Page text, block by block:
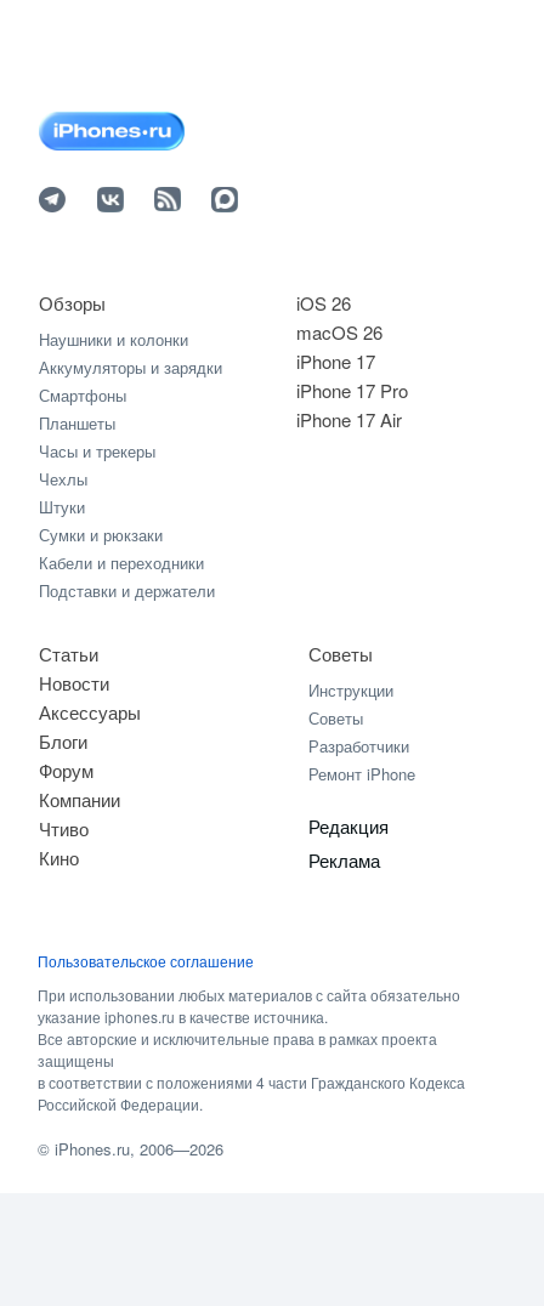
iOS 26
macOS 26
iPhone 17
iPhone 17 Pro
iPhone 17 Air
Обзоры
Наушники и колонки
Аккумуляторы и зарядки
Смартфоны
Планшеты
Часы и трекеры
Чехлы
Штуки
Сумки и рюкзаки
Кабели и переходники
Подставки и держатели
Статьи
Новости
Аксессуары
Блоги
Форум
Компании
Чтиво
Кино
Советы
Инструкции
Советы
Разработчики
Ремонт iPhone
Редакция
Реклама
Пользовательское соглашение
При использовании любых материалов с сайта обязательно
указание iphones.ru в качестве источника.
Все авторские и исключительные права в рамках проекта
защищены
в соответствии с положениями 4 части Гражданского Кодекса
Российской Федерации.
©iPhones.ru, 2006—2026